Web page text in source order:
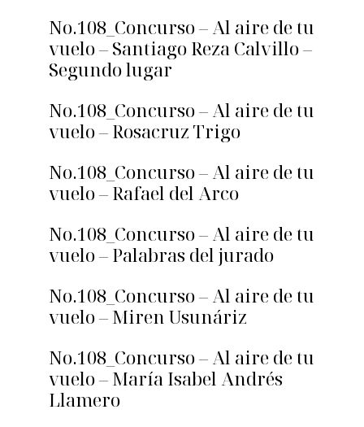
No.108_Concurso – Al aire de tu
vuelo – Santiago Reza Calvillo –
Segundo lugar
No.108_Concurso – Al aire de tu
vuelo – Rosacruz Trigo
No.108_Concurso – Al aire de tu
vuelo – Rafael del Arco
No.108_Concurso – Al aire de tu
vuelo – Palabras del jurado
No.108_Concurso – Al aire de tu
vuelo – Miren Usunáriz
No.108_Concurso – Al aire de tu
vuelo – María Isabel Andrés
Llamero